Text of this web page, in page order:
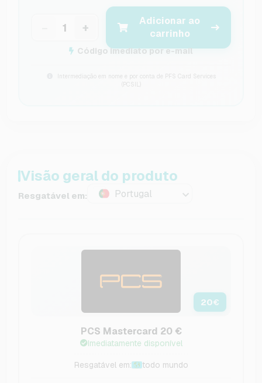
+
Adicionar ao
carrinho
Código imediato por e-mail
Intermediação em nome e por conta de PFS Card Services
(PCSIL)
Visão geral do produto
Resgatável em: Portugal
20€
PCS Mastercard 20 €
Imediatamente disponível
Resgatável em: todo mundo